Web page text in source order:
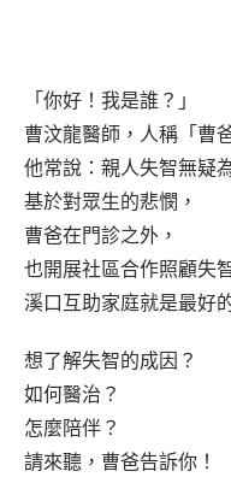
「你好！我是誰？」
曹汶龍醫師，人稱「曹
他常說：親人失智無疑
基於對眾生的悲憫，
曹爸在門診之外，
也開展社區合作照顧失
溪口互助家庭就是最好
想了解失智的成因？
如何醫治？
怎麼陪伴？
請來聽，曹爸告訴你！